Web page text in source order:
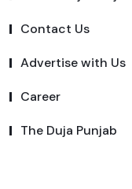
Contact Us
Advertise with Us
Career
The Duja Punjab